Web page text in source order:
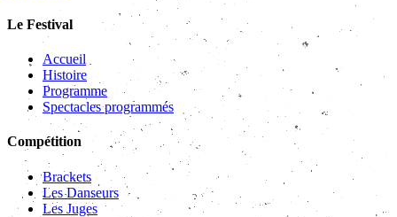
Le Festival
Accueil
Histoire
Programme
Spectacles programmés
Compétition
Brackets
Les Danseurs
Les Juges